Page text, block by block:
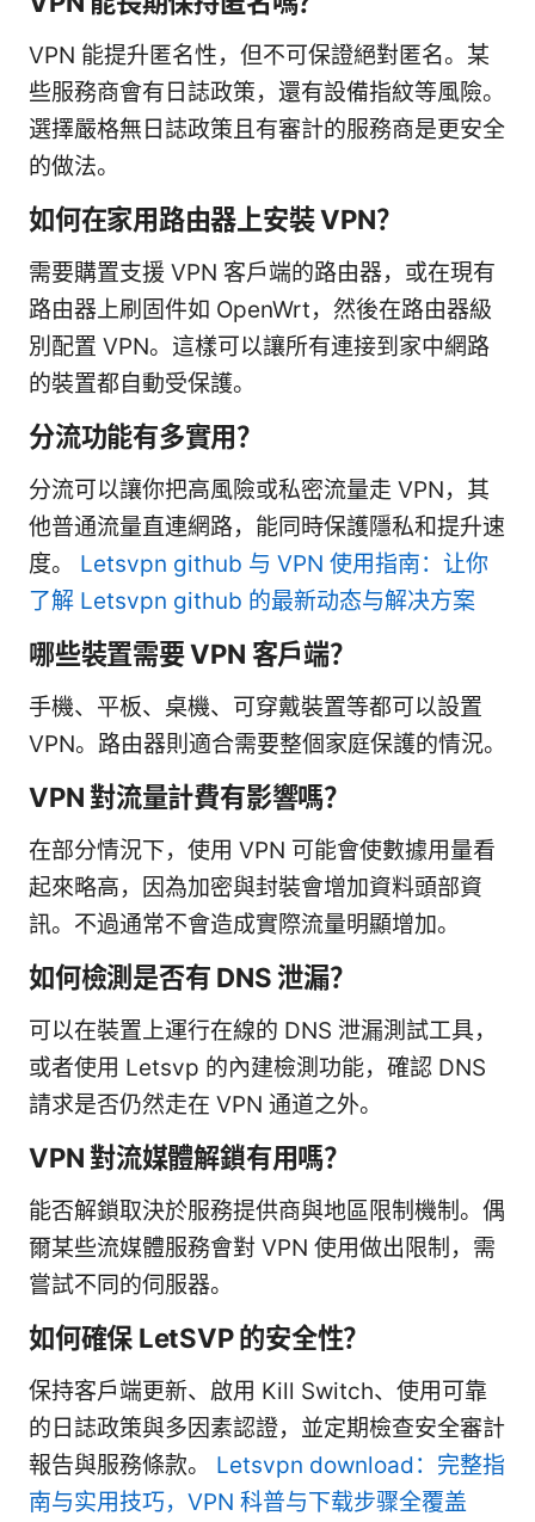
VPN 能提升匿名性，但不可保證絕對匿名。某
些服務商會有日誌政策，還有設備指紋等風險。
選擇嚴格無日誌政策且有審計的服務商是更安全
的做法。
如何在家用路由器上安裝 VPN？
需要購置支援 VPN 客戶端的路由器，或在現有
路由器上刷固件如 OpenWrt，然後在路由器級
別配置 VPN。這樣可以讓所有連接到家中網路
的裝置都自動受保護。
分流功能有多實用？
分流可以讓你把高風險或私密流量走 VPN，其
他普通流量直連網路，能同時保護隱私和提升速
度。 Letsvpn github 与 VPN 使用指南：让你
了解 Letsvpn github 的最新动态与解决方案
哪些裝置需要 VPN 客戶端？
手機、平板、桌機、可穿戴裝置等都可以設置
VPN。路由器則適合需要整個家庭保護的情況。
VPN 對流量計費有影響嗎？
在部分情況下，使用 VPN 可能會使數據用量看
起來略高，因為加密與封裝會增加資料頭部資
訊。不過通常不會造成實際流量明顯增加。
如何檢測是否有 DNS 泄漏？
可以在裝置上運行在線的 DNS 泄漏測試工具，
或者使用 Letsvp 的內建檢測功能，確認 DNS
請求是否仍然走在 VPN 通道之外。
VPN 對流媒體解鎖有用嗎？
能否解鎖取決於服務提供商與地區限制機制。偶
爾某些流媒體服務會對 VPN 使用做出限制，需
嘗試不同的伺服器。
如何確保 LetSVP 的安全性？
保持客戶端更新、啟用 Kill Switch、使用可靠
的日誌政策與多因素認證，並定期檢查安全審計
報告與服務條款。 Letsvpn download：完整指
南与实用技巧，VPN 科普与下载步骤全覆盖